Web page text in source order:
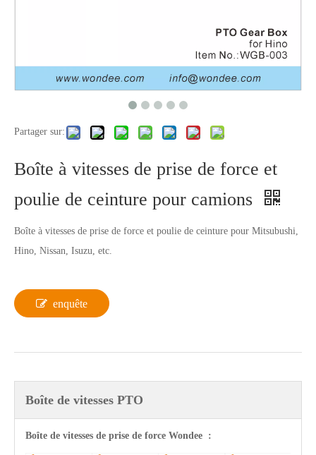
Partager sur:
Boîte à vitesses de prise de force et
poulie de ceinture pour camions
Boîte à vitesses de prise de force et poulie de ceinture pour Mitsubushi,
Hino, Nissan, Isuzu, etc.
enquête
Boîte de vitesses PTO
Boîte de vitesses de prise de force Wondee :